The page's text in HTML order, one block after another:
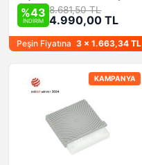
%43
İNDİRİM
8.681,50 TL
4.990,00 TL
Peşin Fiyatına 3 x 1.663,34 TL
KAMPANYA